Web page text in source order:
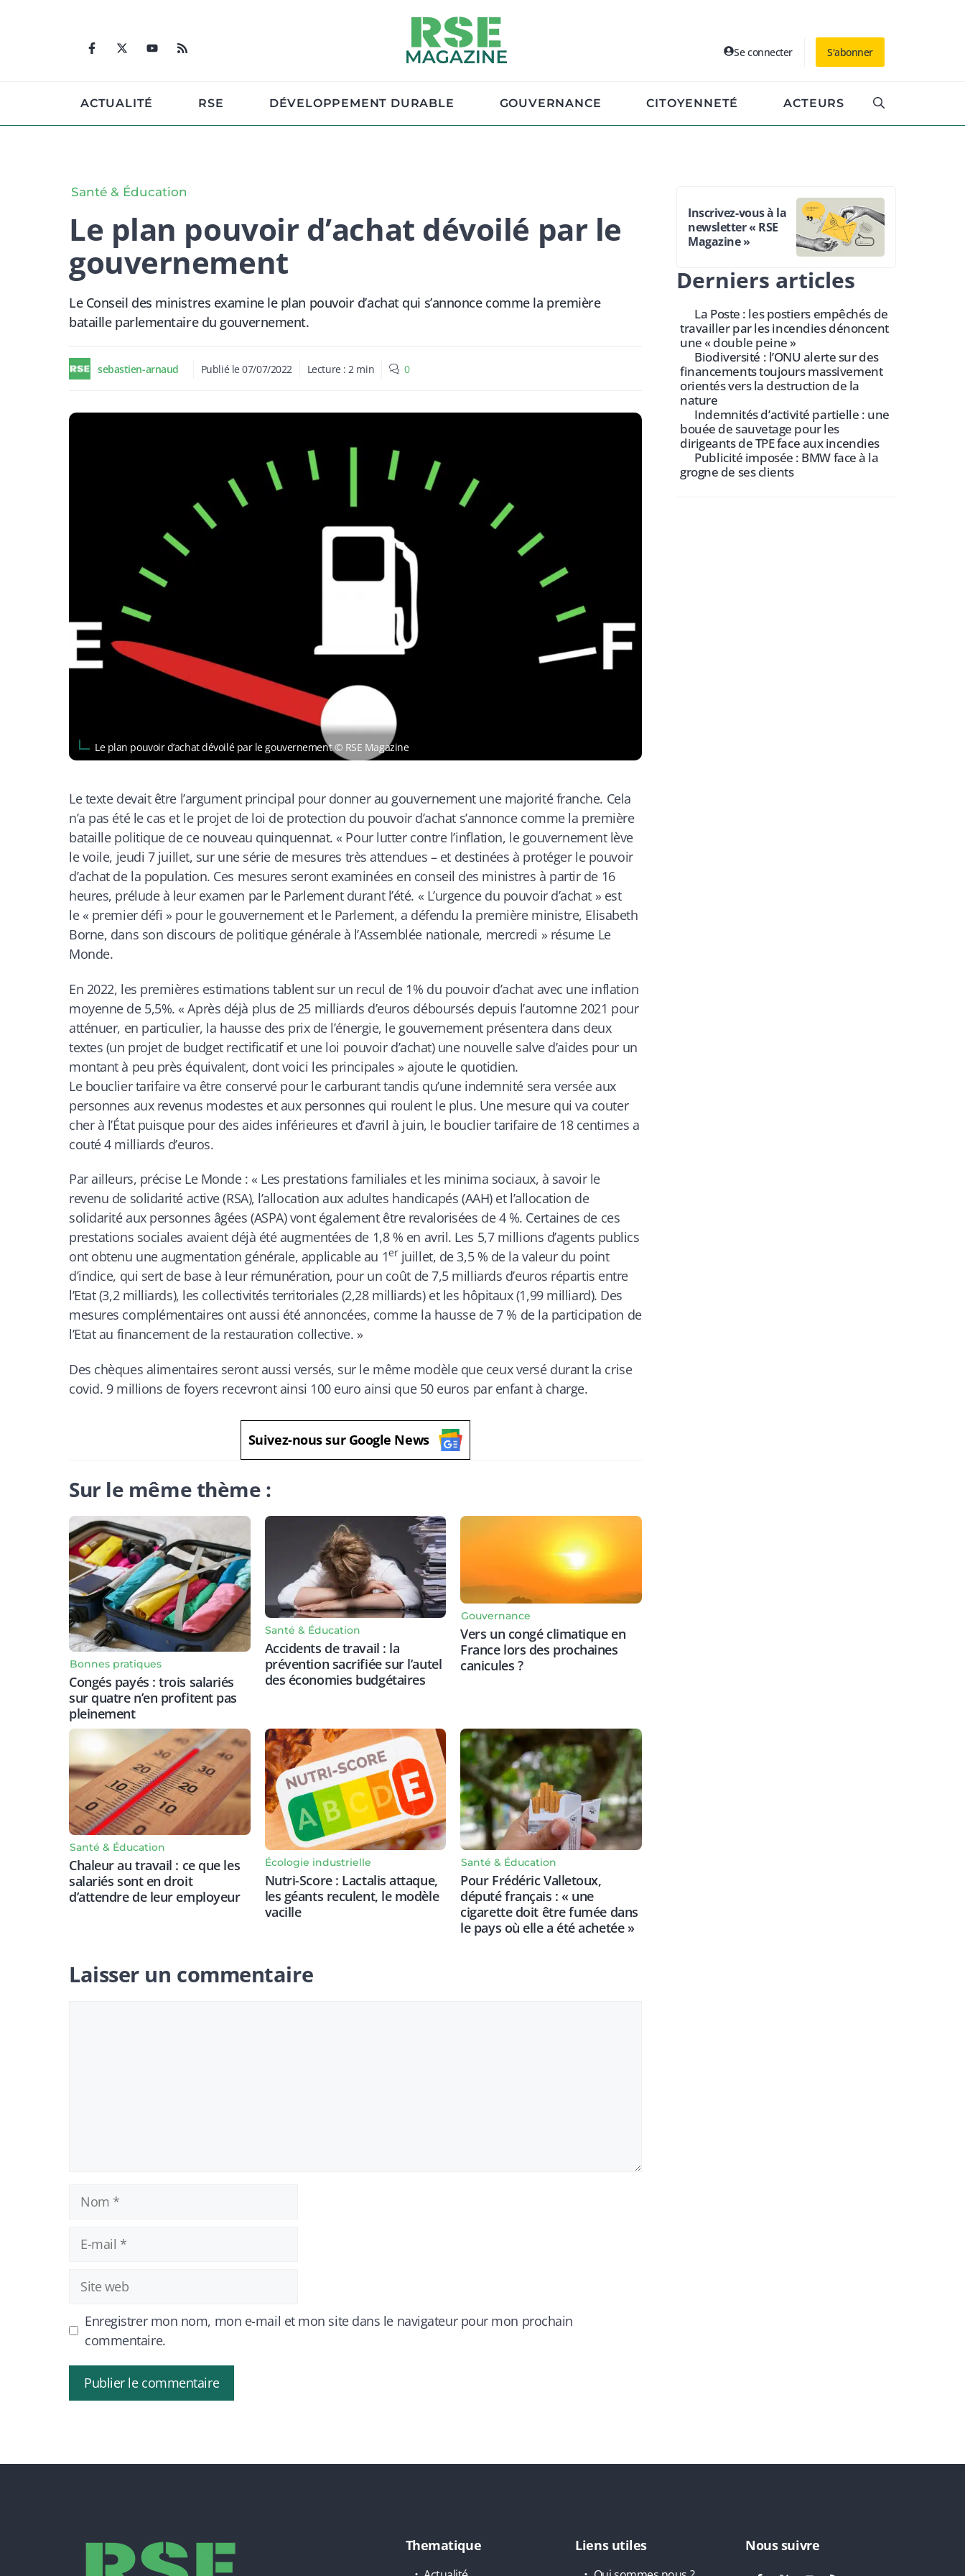
Se connecter S'abonner
ACTUALITÉ RSE DÉVELOPPEMENT DURABLE GOUVERNANCE CITOYENNETÉ ACTEURS
Santé & Éducation
Le plan pouvoir d’achat dévoilé par le
gouvernement
Le Conseil des ministres examine le plan pouvoir d’achat qui s’annonce comme la première
bataille parlementaire du gouvernement.
sebastien-arnaud Publié le07/07/2022 Lecture : 2 min 0
Le plan pouvoir d’achat dévoilé par le gouvernement © RSE Magazine
Le texte devait être l’argument principal pour donner au gouvernement une majorité franche. Cela
n’a pas été le cas et le projet de loi de protection du pouvoir d’achat s’annonce comme la première
bataille politique de ce nouveau quinquennat. « Pour lutter contre l’inflation, le gouvernement lève
le voile, jeudi 7 juillet, sur une série de mesures très attendues – et destinées à protéger le pouvoir
d’achat de la population. Ces mesures seront examinées en conseil des ministres à partir de 16
heures, prélude à leur examen par le Parlement durant l’été. « L’urgence du pouvoir d’achat » est
le « premier défi » pour le gouvernement et le Parlement, a défendu la première ministre, Elisabeth
Borne, dans son discours de politique générale à l’Assemblée nationale, mercredi » résume Le
Monde.
En 2022, les premières estimations tablent sur un recul de 1% du pouvoir d’achat avec une inflation
moyenne de 5,5%. «Après déjà plus de 25 milliards d’euros déboursés depuis l’automne 2021 pour
atténuer, en particulier, la hausse des prix de l’énergie, le gouvernement présentera dans deux
textes (un projet de budget rectificatif et une loi pouvoir d’achat) une nouvelle salve d’aides pour un
montant à peu près équivalent, dont voici les principales » ajoute le quotidien.
Le bouclier tarifaire va être conservé pour le carburant tandis qu’une indemnité sera versée aux
personnes aux revenus modestes et aux personnes qui roulent le plus. Une mesure qui va couter
cher à l’État puisque pour des aides inférieures et d’avril à juin, le bouclier tarifaire de 18 centimes a
couté 4 milliards d’euros.
Par ailleurs, précise Le Monde :« Les prestations familiales et les minima sociaux, à savoir le
revenu de solidarité active (RSA), l’allocation aux adultes handicapés (AAH) et l’allocation de
solidarité aux personnes âgées (ASPA) vont également être revalorisées de 4 %. Certaines de ces
prestations sociales avaient déjà été augmentées de 1,8 % en avril. Les 5,7 millions d’agents publics
ont obtenu une augmentation générale, applicable au 1erjuillet, de 3,5 % de la valeur du point
d’indice, qui sert de base à leur rémunération, pour un coût de 7,5 milliards d’euros répartis entre
l’Etat (3,2 milliards), les collectivités territoriales (2,28 milliards) et les hôpitaux (1,99 milliard). Des
mesures complémentaires ont aussi été annoncées, comme la hausse de 7 % de la participation de
l’Etat au financement de la restauration collective. »
Des chèques alimentaires seront aussi versés, sur le même modèle que ceux versé durant la crise
covid. 9 millions de foyers recevront ainsi 100 euro ainsi que 50 euros par enfant à charge.
Suivez-nous sur Google News
Sur le même thème :
Bonnes pratiques
Congés payés : trois salariés
sur quatre n’en profitent pas
pleinement
Santé & Éducation
Accidents de travail : la
prévention sacrifiée sur l’autel
des économies budgétaires
Gouvernance
Vers un congé climatique en
France lors des prochaines
canicules ?
Santé & Éducation
Chaleur au travail : ce que les
salariés sont en droit
d’attendre de leur employeur
Écologie industrielle
Nutri-Score : Lactalis attaque,
les géants reculent, le modèle
vacille
Santé & Éducation
Pour Frédéric Valletoux,
député français : « une
cigarette doit être fumée dans
le pays où elle a été achetée »
Laisser un commentaire
Nom
mail
Site
web
Enregistrer mon nom, mon e-mail et mon site dans le navigateur pour mon prochain
commentaire.
Inscrivez-vous à la
newsletter « RSE
Magazine »
Derniers articles
La Poste : les postiers empêchés de
travailler par les incendies dénoncent
une « double peine »
Biodiversité : l’ONU alerte sur des
financements toujours massivement
orientés vers la destruction de la
nature
Indemnités d’activité partielle : une
bouée de sauvetage pour les
dirigeants de TPE face aux incendies
Publicité imposée : BMW face à la
grogne de ses clients
Thematique Liens utiles Nous suivre